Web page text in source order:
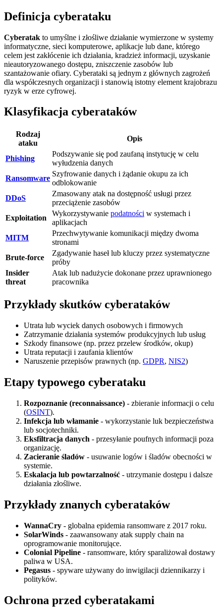
Definicja cyberataku
Cyberatak to umyślne i złośliwe działanie wymierzone w systemy
informatyczne, sieci komputerowe, aplikacje lub dane, którego
celem jest zakłócenie ich działania, kradzież informacji, uzyskanie
nieautoryzowanego dostępu, zniszczenie zasobów lub
szantażowanie ofiary. Cyberataki są jednym z głównych zagrożeń
dla współczesnych organizacji i stanowią istotny element krajobrazu
ryzyk w erze cyfrowej.
Klasyfikacja cyberataków
Rodzaj
ataku
Opis
Phishing
Podszywanie się pod zaufaną instytucję w celu
wyłudzenia danych
Ransomware
Szyfrowanie danych i żądanie okupu za ich
odblokowanie
DDoS
Zmasowany atak na dostępność usługi przez
przeciążenie zasobów
Exploitation
Wykorzystywanie podatności w systemach i
aplikacjach
MITM
Przechwytywanie komunikacji między dwoma
stronami
Brute-force
Zgadywanie haseł lub kluczy przez systematyczne
próby
Insider
threat
Atak lub nadużycie dokonane przez uprawnionego
pracownika
Przykłady skutków cyberataków
Utrata lub wyciek danych osobowych i firmowych
Zatrzymanie działania systemów produkcyjnych lub usług
Szkody finansowe (np. przez przelew środków, okup)
Utrata reputacji i zaufania klientów
Naruszenie przepisów prawnych (np. GDPR, NIS2)
Etapy typowego cyberataku
Rozpoznanie (reconnaissance) - zbieranie informacji o celu
(OSINT).
Infekcja lub włamanie - wykorzystanie luk bezpieczeństwa
lub socjotechniki.
Eksfiltracja danych - przesyłanie poufnych informacji poza
organizację.
Zacieranie śladów - usuwanie logów i śladów obecności w
systemie.
Eskalacja lub powtarzalność - utrzymanie dostępu i dalsze
działania złośliwe.
Przykłady znanych cyberataków
WannaCry - globalna epidemia ransomware z 2017 roku.
SolarWinds - zaawansowany atak supply chain na
oprogramowanie monitorujące.
Colonial Pipeline - ransomware, który sparaliżował dostawy
paliwa w USA.
Pegasus - spyware używany do inwigilacji dziennikarzy i
polityków.
Ochrona przed cyberatakami